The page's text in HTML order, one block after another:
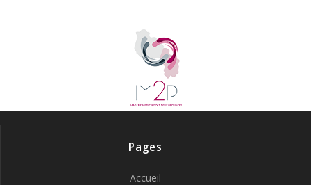
Pages
Accueil